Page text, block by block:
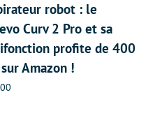
robot : le
Curv 2 Pro et sa
profite de 400
Amazon !